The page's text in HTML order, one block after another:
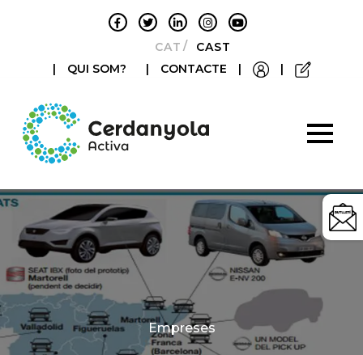
CATALÀCASTELLANO
|
QUI SOM? | CONTACTE | |
Categories
Empreses